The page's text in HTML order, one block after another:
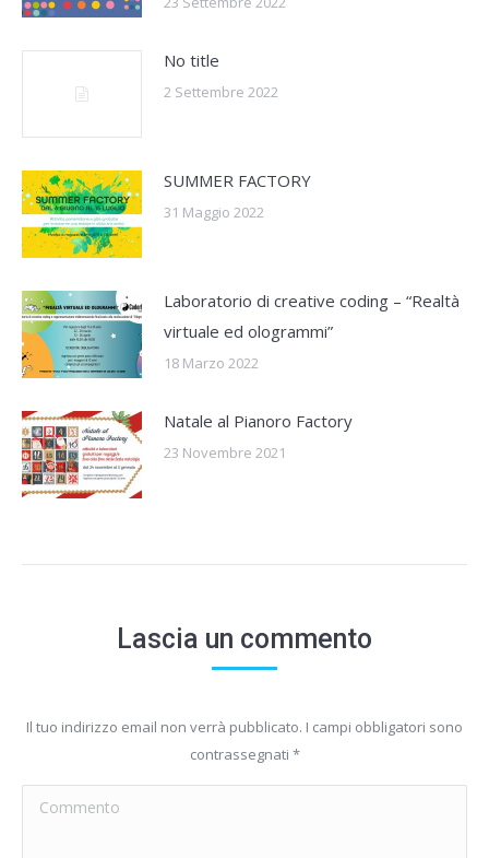
No title
2 Settembre 2022
SUMMER FACTORY
31 Maggio 2022
Laboratorio di creative coding – “Realtà
virtuale ed ologrammi”
18 Marzo 2022
Natale al Pianoro Factory
23 Novembre 2021
Lascia un commento
Il tuo indirizzo email non verrà pubblicato. I campi obbligatori sono
contrassegnati *
Commento